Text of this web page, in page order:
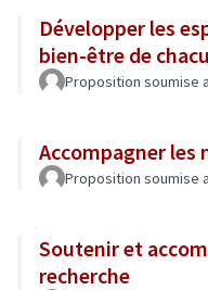
Développer les
bien-être de
Proposition soumise
Accompagner les
Proposition soumise
Soutenir et
recherche